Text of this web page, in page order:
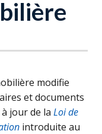
modifie
et documents
jour de la Loi de
introduite au